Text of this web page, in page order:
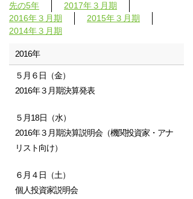
先の5年
2017年３月期
2016年３月期
2015年３月期
2014年３月期
2016年
５月６日（金）
2016年３月期決算発表
５月18日（水）
2016年３月期決算説明会（機関投資家・アナ
リスト向け）
６月４日（土）
個人投資家説明会